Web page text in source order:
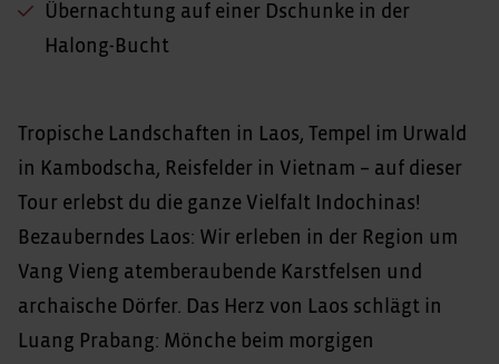
Übernachtung auf einer Dschunke in der
Halong-Bucht
Tropische Landschaften in Laos, Tempel im Urwald
in Kambodscha, Reisfelder in Vietnam – auf dieser
Tour erlebst du die ganze Vielfalt Indochinas!
Bezauberndes Laos: Wir erleben in der Region um
Vang Vieng atemberaubende Karstfelsen und
archaische Dörfer. Das Herz von Laos schlägt in
Luang Prabang: Mönche beim morgigen